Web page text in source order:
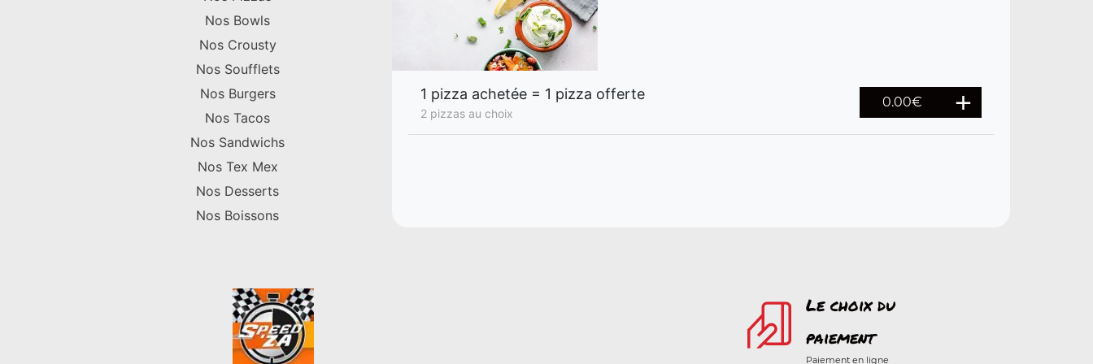
Nos Bowls
Nos Crousty
Nos Soufflets
Nos Burgers
Nos Tacos
Nos Sandwichs
Nos Tex Mex
Nos Desserts
Nos Boissons
1 pizza achetée = 1 pizza offerte
2 pizzas au choix
0.00€
Le choix du
paiement
Paiement en ligne